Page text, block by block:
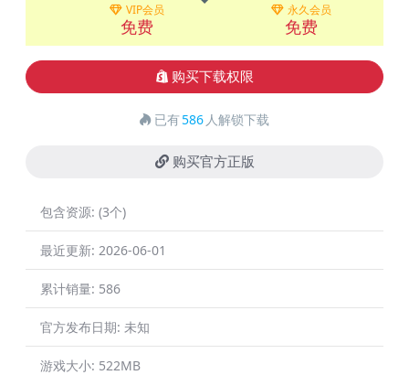
VIP会员
免费
永久会员
免费
购买下载权限
已有586 人解锁下载
购买官方正版
包含资源: (3个)
最近更新: 2026-06-01
累计销量: 586
官方发布日期: 未知
游戏大小: 522MB